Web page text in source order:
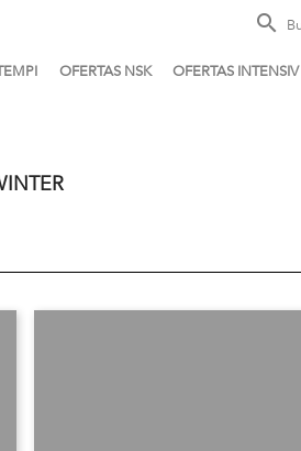

OFERTAS NSK OFERTAS INTENSIV